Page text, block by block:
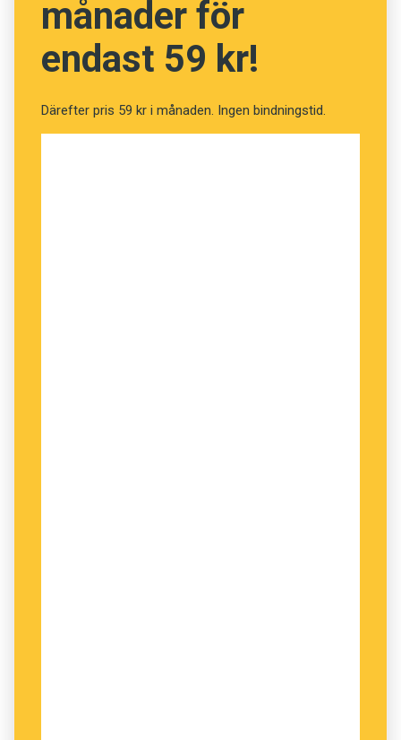
månader för
endast 59 kr!
Därefter pris 59 kr i månaden. Ingen bindningstid.